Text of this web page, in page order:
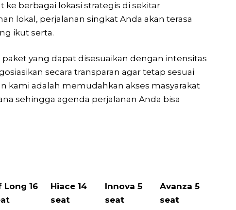
berbagai lokasi strategis di sekitar
lokal, perjalanan singkat Anda akan terasa
ikut serta.
yang dapat disesuaikan dengan intensitas
secara transparan agar tetap sesuai
kami adalah memudahkan akses masyarakat
sehingga agenda perjalanan Anda bisa
Long 16
Hiace 14
seat
Innova 5
seat
Avanza 5
seat